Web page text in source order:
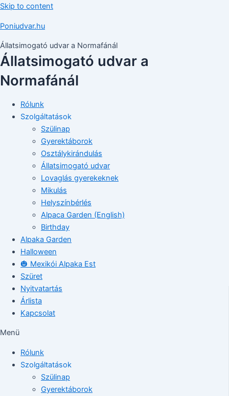
Skip to content
Poniudvar.hu
Állatsimogató udvar a Normafánál
Állatsimogató udvar a
Normafánál
Rólunk
Szolgáltatások
Szülinap
Gyerektáborok
Osztálykirándulás
Állatsimogató udvar
Lovaglás gyerekeknek
Mikulás
Helyszínbérlés
Alpaca Garden (English)
Birthday
Alpaka Garden
Halloween
🎃 Mexikói Alpaka Est
Szüret
Nyitvatartás
Árlista
Kapcsolat
Menü
Rólunk
Szolgáltatások
Szülinap
Gyerektáborok